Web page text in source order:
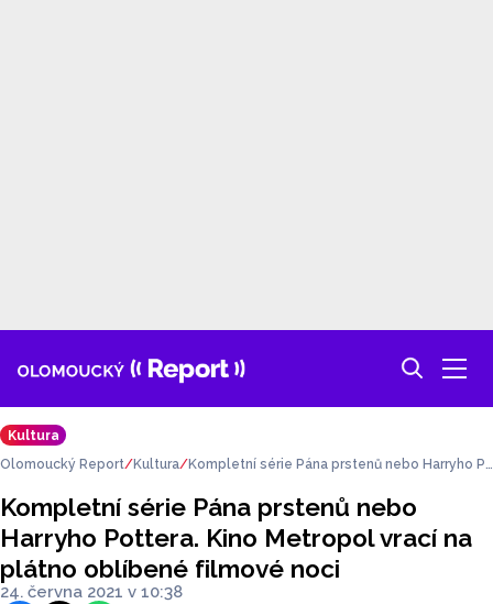
Kultura
Olomoucký Report
Kultura
Kompletní série Pána prstenů nebo Harryho P
filmové noci
Kompletní série Pána prstenů nebo
Harryho Pottera. Kino Metropol vrací na
plátno oblíbené filmové noci
24. června 2021 v 10:38